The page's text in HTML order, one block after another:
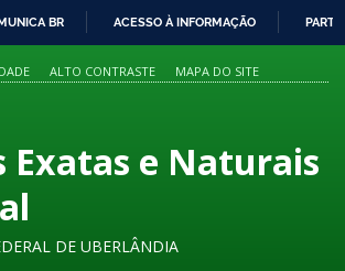
PARA
O
BR ACESSO À INFORMAÇÃO
ALTO CONTRASTE MAPA DO SITE
Exatas e Naturais
DE UBERLÂNDIA